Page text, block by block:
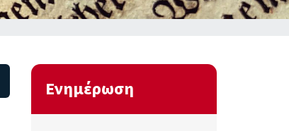
Ενημέρωση